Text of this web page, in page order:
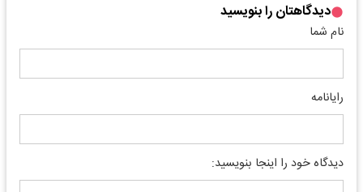
دیدگاهتان را بنویسید
نام شما
رایانامه
دیدگاه خود را اینجا بنویسید: